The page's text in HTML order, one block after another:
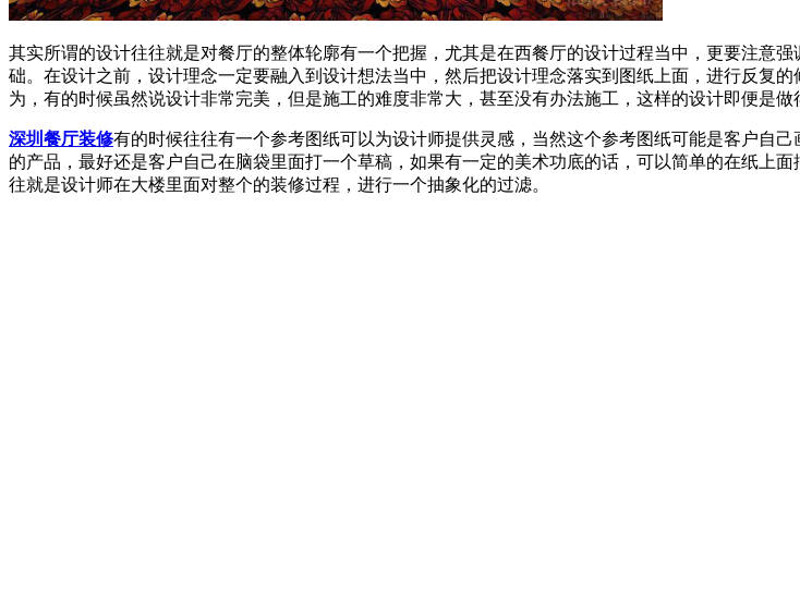
其实所谓的设计往往就是对餐厅的整体轮廓有一个把握，尤其是在西餐厅的设计过程当中，更要注意
础。在设计之前，设计理念一定要融入到设计想法当中，然后把设计理念落实到图纸上面，进行反复
为，有的时候虽然说设计非常完美，但是施工的难度非常大，甚至没有办法施工，这样的设计即便是做
深圳餐厅装修有的时候往往有一个参考图纸可以为设计师提供灵感，当然这个参考图纸可能是客户自
的产品，最好还是客户自己在脑袋里面打一个草稿，如果有一定的美术功底的话，可以简单的在纸上
往就是设计师在大楼里面对整个的装修过程，进行一个抽象化的过滤。